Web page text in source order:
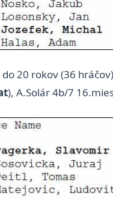
do 20 rokov (36
), A.Solár 4b/7